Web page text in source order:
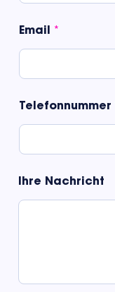
m
a
l
a
h
a
e
Email *
Telefonnummer
Ihre Nachricht